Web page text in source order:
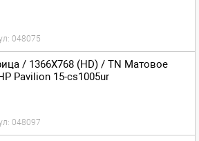
048075
/ 1366X768 (HD) / TN Матовое
Pavilion 15-cs1005ur
048097